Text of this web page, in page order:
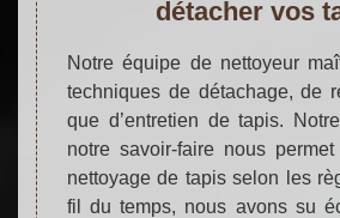
détacher vos
Notre équipe de nettoyeur
techniques de détachage, de
que d’entretien de tapis.
notre savoir-faire nous
nettoyage de tapis selon les
fil du temps, nous avons su